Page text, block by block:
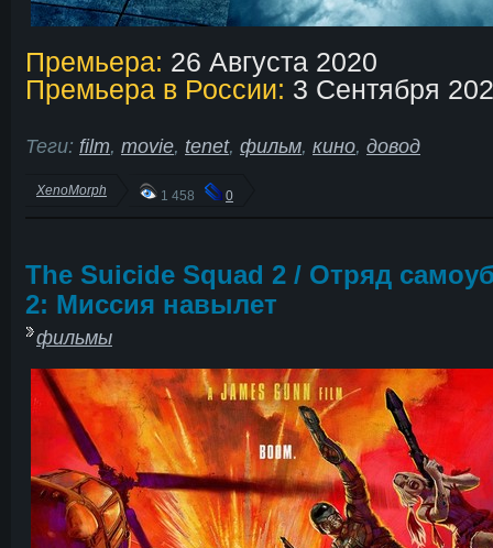
Премьера: 26 Августа 2020
Премьера в России: 3 Сентября
Теги: film, movie, tenet, фильм, кино, довод
XenoMorph 1 458 0
The Suicide Squad 2 / Отряд
2: Миссия навылет
фильмы